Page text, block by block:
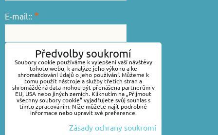
E-mail:: *
Váš dotaz::*
Předvolby soukromí
Soubory cookie používáme k vylepšení vaší návštěvy
tohoto webu, k analýze jeho výkonu a ke
shromažďování údajů o jeho používání. Můžeme k
tomu použít nástroje a služby třetích stran a
shromážděná data mohou být přenášena partnerům v
EU, USA nebo jiných zemích. Kliknutím na „Přijmout
všechny soubory cookie“ vyjadřujete svůj souhlas s
tímto zpracováním. Níže můžete najít podrobné
informace nebo upravit své preference.
Zásady ochrany soukromí